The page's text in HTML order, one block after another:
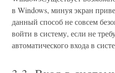
в Windows, минуя экран
данный способ не совсем
войти в систему, если не
автоматического входа в